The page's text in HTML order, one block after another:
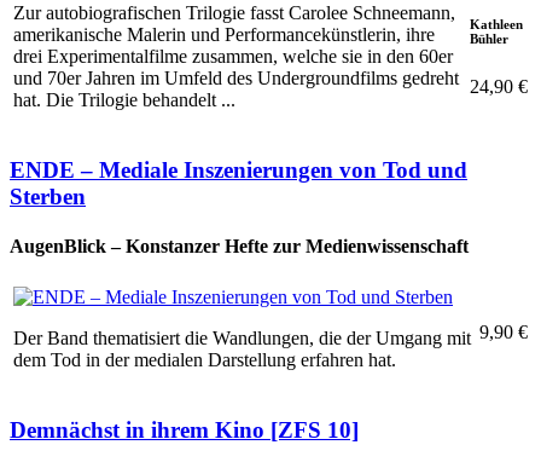
Zur autobiografischen Trilogie fasst Carolee Schneemann,
amerikanische Malerin und Performancekünstlerin, ihre
drei Experimentalfilme zusammen, welche sie in den 60er
und 70er Jahren im Umfeld des Undergroundfilms gedreht
hat. Die Trilogie behandelt ...
Kathleen
Bühler
24,90 €
ENDE – Mediale Inszenierungen von Tod und
Sterben
AugenBlick – Konstanzer Hefte zur Medienwissenschaft
Der Band thematisiert die Wandlungen, die der Umgang mit
dem Tod in der medialen Darstellung erfahren hat.
9,90 €
Demnächst in ihrem Kino [ZFS 10]